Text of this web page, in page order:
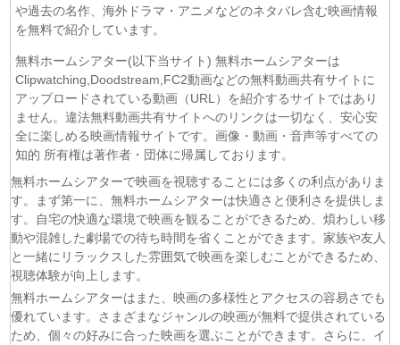
や過去の名作、海外ドラマ・アニメなどのネタバレ含む映画情報
を無料で紹介しています。
無料ホームシアター(以下当サイト) 無料ホームシアターは
Clipwatching,Doodstream,FC2動画などの無料動画共有サイトに
アップロードされている動画（URL）を紹介するサイトではあり
ません。違法無料動画共有サイトへのリンクは一切なく、安心安
全に楽しめる映画情報サイトです。画像・動画・音声等すべての
知的 所有権は著作者・団体に帰属しております。
無料ホームシアターで映画を視聴することには多くの利点がありま
す。まず第一に、無料ホームシアターは快適さと便利さを提供しま
す。自宅の快適な環境で映画を観ることができるため、煩わしい移
動や混雑した劇場での待ち時間を省くことができます。家族や友人
と一緒にリラックスした雰囲気で映画を楽しむことができるため、
視聴体験が向上します。
無料ホームシアターはまた、映画の多様性とアクセスの容易さでも
優れています。さまざまなジャンルの映画が無料で提供されている
ため、個々の好みに合った映画を選ぶことができます。さらに、イ